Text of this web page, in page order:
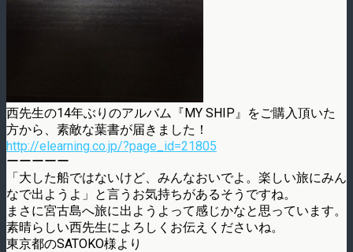
西先生の14年ぶりのアルバム『MY SHIP』をご購入頂いた
方から、素敵な葉書が届きました！
http://elearning.co.jp/?page_id=21805
ーーーーー
「大した船ではないけど、みんなおいでよ。楽しい旅にみん
なで出ようよ」と言うお気持ちがあるそうですね。
まさに宮古島へ旅に出ようよって感じかなと思っています。
素晴らしい西先生によろしくお伝えくださいね。
東京都のSATOKO様より